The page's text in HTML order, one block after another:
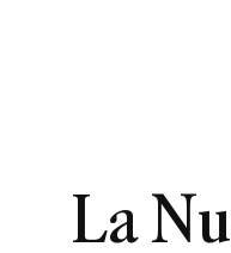
La